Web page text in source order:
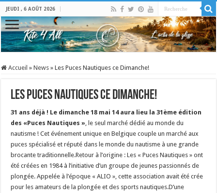
JEUDI , 6 AOÛT 2026
Accueil » News » Les Puces Nautiques ce Dimanche!
Les Puces Nautiques ce Dimanche!
31 ans déjà ! Le dimanche 18 mai 14 aura lieu la 31ème édition
des «Puces Nautiques » , le seul marché dédié au monde du
nautisme ! Cet événement unique en Belgique couple un marché aux
puces spécialisé et réputé dans le monde du nautisme à une grande
brocante traditionnelle.Retour à l’origine : Les « Puces Nautiques » ont
été créées en 1984 à l’initiative d’un groupe de jeunes passionnés de
plongée. Appelée à l’époque « ALIO », cette association avait été crée
pour les amateurs de la plongée et des sports nautiques.D’une